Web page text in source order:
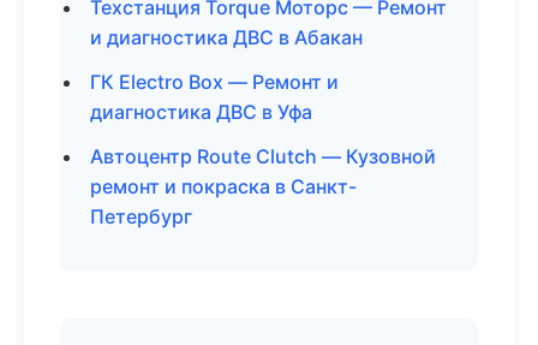
Техстанция Torque Моторс — Ремонт
и диагностика ДВС в Абакан
ГК Electro Box — Ремонт и
диагностика ДВС в Уфа
Автоцентр Route Clutch — Кузовной
ремонт и покраска в Санкт-
Петербург